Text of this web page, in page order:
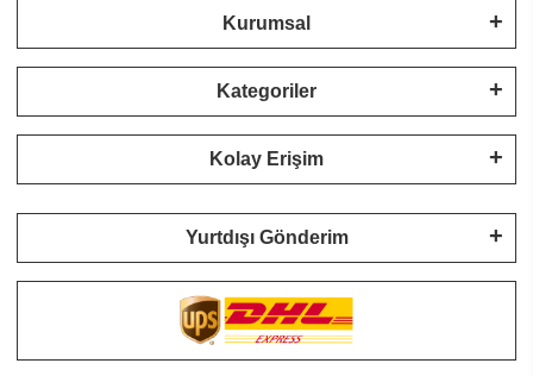
Kurumsal
Kategoriler
Kolay Erişim
Yurtdışı Gönderim